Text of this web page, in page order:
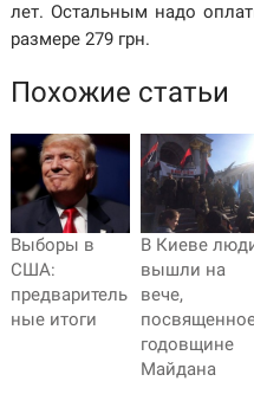
лет. Остальным надо
размере 279 грн.
Похожие статьи
Выборы в
США:
предваритель
ные итоги
В Киеве
вышли на
вече,
годовщине
Майдана